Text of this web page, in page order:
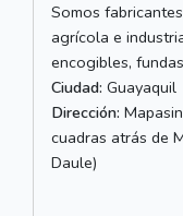
Somos
agrícola e
encogibles,
Ciudad: Guayaquil
Dirección:
cuadras atrás de
Daule)